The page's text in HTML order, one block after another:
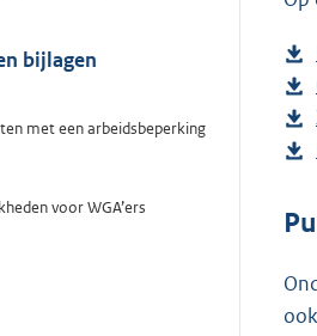
bijlagen
met een arbeidsbeperking
voor WGA’ers